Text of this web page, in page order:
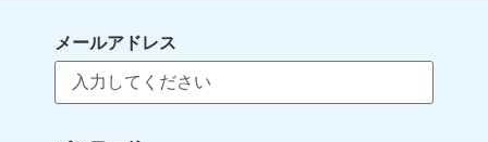
メールアドレス